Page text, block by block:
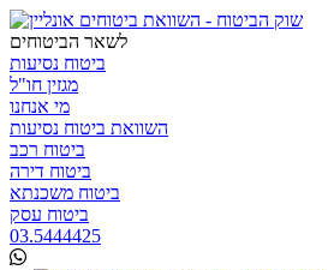
לשאר הביטוחים
ביטוח נסיעות
מגזין חו"ל
מי אנחנו
השוואת ביטוח נסיעות
ביטוח רכב
ביטוח דירה
ביטוח משכנתא
ביטוח עסק
03.5444425